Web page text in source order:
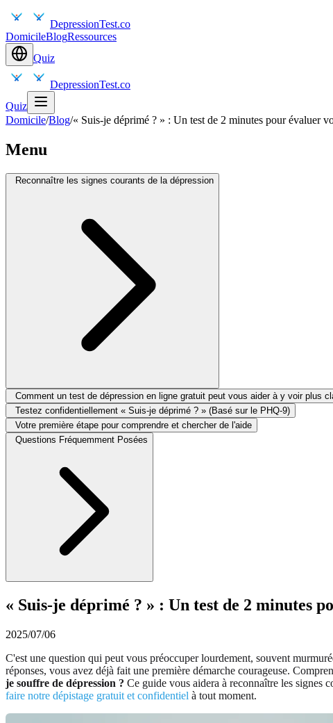
DepressionTest.co
DomicileBlogRessources
Quiz
DepressionTest.co
Quiz
Domicile/Blog/« Suis-je déprimé ? » : Un test de 2 minutes pour évaluer
Menu
Reconnaître les signes courants de la dépression
Comment un test de dépression en ligne gratuit peut vous aider à y voir plus
Testez confidentiellement « Suis-je déprimé ? » (Basé sur le PHQ-9)
Votre première étape pour comprendre et chercher de l'aide
Questions Fréquemment Posées
« Suis-je déprimé ? » : Un test de 2 minutes
2025/07/06
C'est une question qui peut vous préoccuper lourdement, souvent
réponses, vous avez déjà fait une première démarche courageuse.
je souffre de dépression ? Ce guide vous aidera à reconnaître les signes
faire notre dépistage gratuit et confidentiel à tout moment.